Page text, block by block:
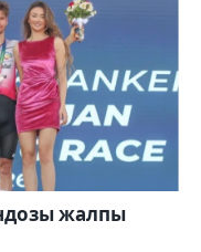
жалпы